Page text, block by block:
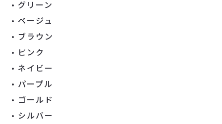
グリーン
ベージュ
ブラウン
ピンク
ネイビー
パープル
ゴールド
シルバー